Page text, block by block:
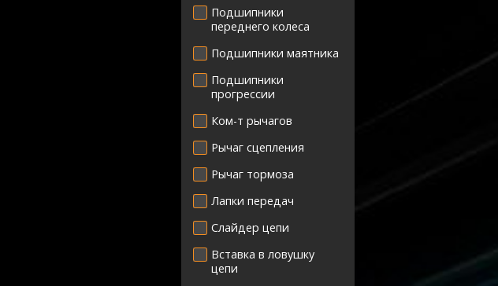
Подшипники
переднего колеса
Подшипники маятника
Подшипники
прогрессии
Ком-т рычагов
Рычаг сцепления
Рычаг тормоза
Лапки передач
Слайдер цепи
Вставка в ловушку
цепи